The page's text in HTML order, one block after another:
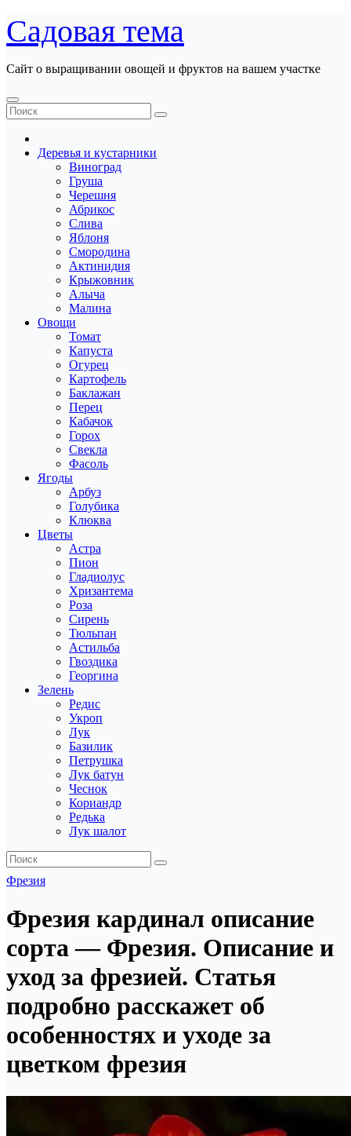
Перейти
к
содержанию
Садовая тема
Сайт о выращивании овощей и фруктов на вашем участке
Деревья и кустарники
Виноград
Груша
Черешня
Абрикос
Слива
Яблоня
Смородина
Актинидия
Крыжовник
Алыча
Малина
Овощи
Томат
Капуста
Огурец
Картофель
Баклажан
Перец
Кабачок
Горох
Свекла
Фасоль
Ягоды
Арбуз
Голубика
Клюква
Цветы
Астра
Пион
Гладиолус
Хризантема
Роза
Сирень
Тюльпан
Астильба
Гвоздика
Георгина
Зелень
Редис
Укроп
Лук
Базилик
Петрушка
Лук батун
Чеснок
Кориандр
Редька
Лук шалот
Фрезия
Фрезия кардинал описание
сорта — Фрезия. Описание и
уход за фрезией. Статья
подробно расскажет об
особенностях и уходе за
цветком фрезия